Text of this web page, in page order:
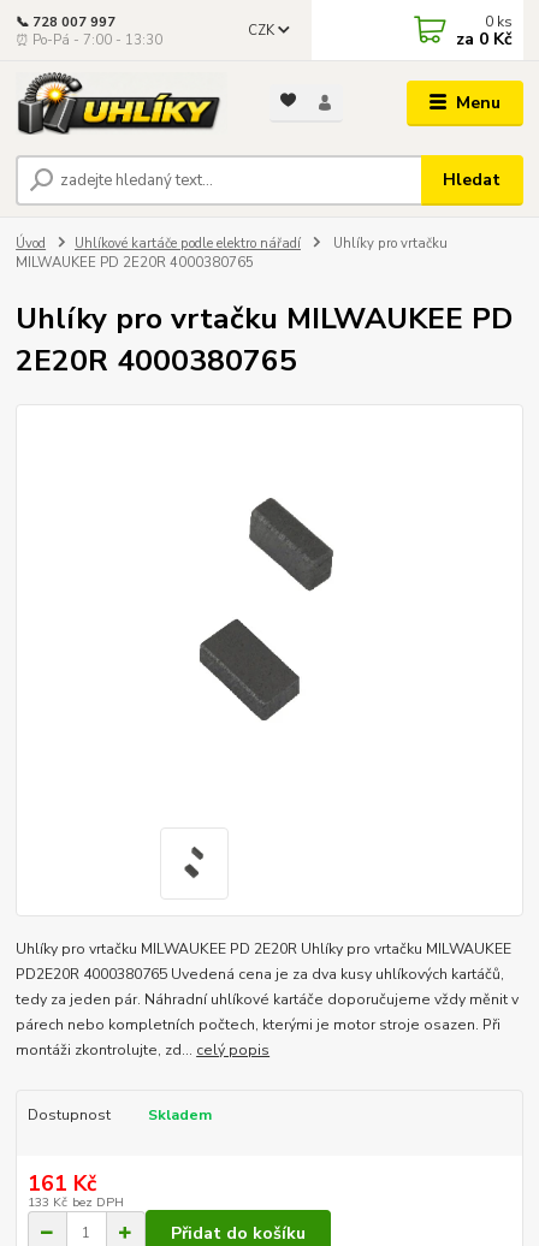
Menu
CZK
Hledat
📞 728 007 997
⏰ Po-Pá - 7:00 - 13:30
0 ks
za 0 Kč
Úvod Uhlíkové kartáče podle elektro nářadí
Uhlíky pro vrtačku
MILWAUKEE PD 2E20R 4000380765
Uhlíky pro vrtačku MILWAUKEE PD
2E20R 4000380765
Uhlíky pro vrtačku MILWAUKEE PD 2E20R Uhlíky pro vrtačku MILWAUKEE
PD2E20R 4000380765 Uvedená cena je za dva kusy uhlíkových kartáčů,
tedy za jeden pár. Náhradní uhlíkové kartáče doporučujeme vždy měnit v
párech nebo kompletních počtech, kterými je motor stroje osazen. Při
montáži zkontrolujte, zd... celý popis
Dostupnost Skladem
161 Kč
133 Kč bez DPH
Přidat do košíku